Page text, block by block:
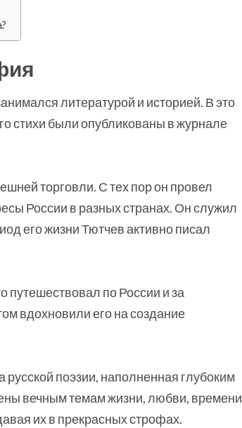
литературой и историей. В это
стихи были опубликованы в журнале
торговли. С тех пор он провел
России в разных странах. Он служил
его жизни Тютчев активно писал
по России и за
вдохновили его на создание
поэзии, наполненная глубоким
вечным темам жизни, любви, времени
их в прекрасных строфах.